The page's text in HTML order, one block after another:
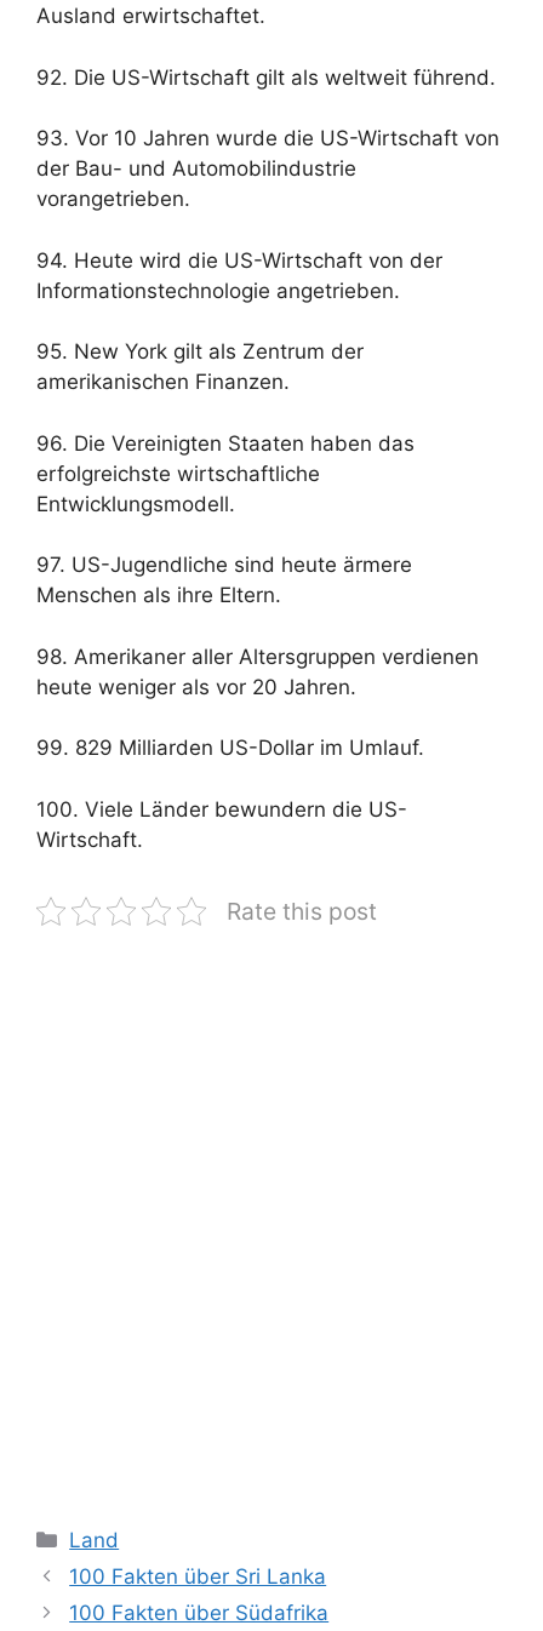
Ausland erwirtschaftet.
92. Die US-Wirtschaft gilt als weltweit führend.
93. Vor 10 Jahren wurde die US-Wirtschaft von
der Bau- und Automobilindustrie
vorangetrieben.
94. Heute wird die US-Wirtschaft von der
Informationstechnologie angetrieben.
95. New York gilt als Zentrum der
amerikanischen Finanzen.
96. Die Vereinigten Staaten haben das
erfolgreichste wirtschaftliche
Entwicklungsmodell.
97. US-Jugendliche sind heute ärmere
Menschen als ihre Eltern.
98. Amerikaner aller Altersgruppen verdienen
heute weniger als vor 20 Jahren.
99. 829 Milliarden US-Dollar im Umlauf.
100. Viele Länder bewundern die US-
Wirtschaft.
Rate this post
Kategorien
Land
100 Fakten über Sri Lanka
100 Fakten über Südafrika